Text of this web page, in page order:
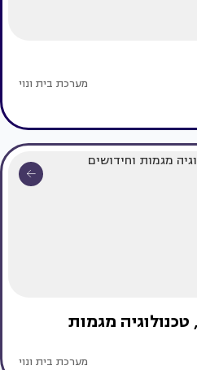
מערכת בית ונוי
טכנולוגיה מגמות
מערכת בית ונוי